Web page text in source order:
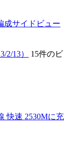
成サイドビュー
2/13）
15件のビ
快速 2530Mに充